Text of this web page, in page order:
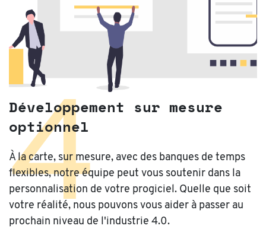
4
Développement sur mesure
optionnel
À la carte, sur mesure, avec des banques de temps
flexibles, notre équipe peut vous soutenir dans la
personnalisation de votre progiciel. Quelle que soit
votre réalité, nous pouvons vous aider à passer au
prochain niveau de l'industrie 4.0.